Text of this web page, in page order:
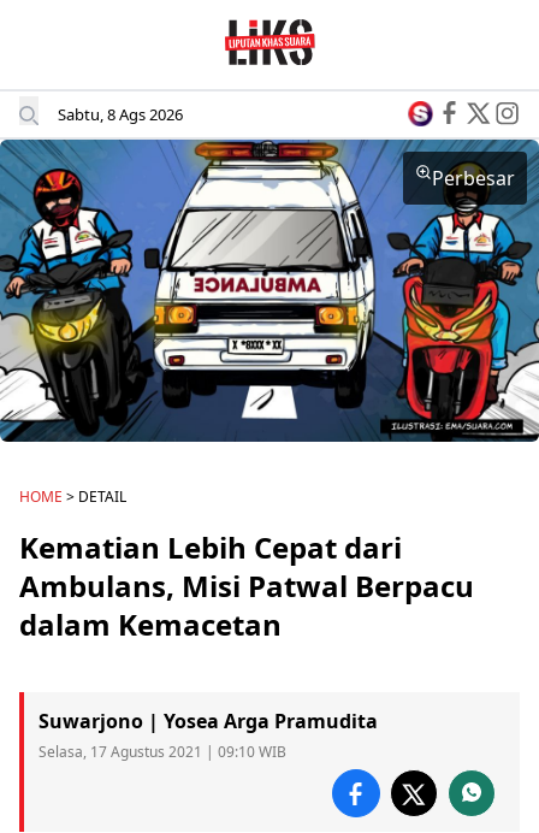
Sabtu, 8 Ags 2026
Perbesar
HOME > DETAIL
Kematian Lebih Cepat dari
Ambulans, Misi Patwal Berpacu
dalam Kemacetan
Suwarjono | Yosea Arga Pramudita
Selasa, 17 Agustus 2021 | 09:10 WIB